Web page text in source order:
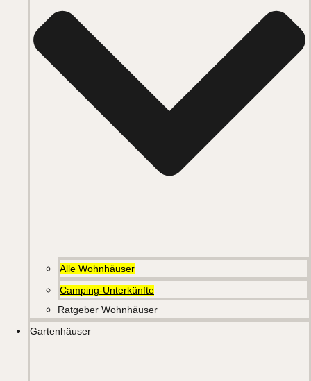
Alle Wohnhäuser
Camping-Unterkünfte
Ratgeber Wohnhäuser
Gartenhäuser